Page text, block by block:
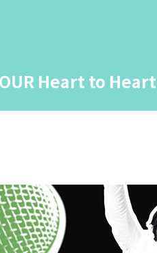
Heart to Heart